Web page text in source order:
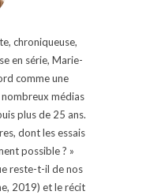
chroniqueuse,
en série, Marie-
comme une
médias
plus de 25 ans.
dont les essais
possible ? »
reste-t-il de nos
2019) et le récit